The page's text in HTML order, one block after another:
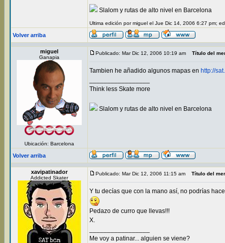
Slalom y rutas de alto nivel en Barcelona
Ultima edición por miguel el Jue Dic 14, 2006 6:27 pm;
Volver arriba
miguel
Ganapia
Ubicación: Barcelona
Publicado: Mar Dic 12, 2006 10:19 am Título del
Tambien he añadido algunos mapas en http://
Think less Skate more
Slalom y rutas de alto nivel en Barcelona
Volver arriba
xavipatinador
Addicted Skater
Publicado: Mar Dic 12, 2006 11:15 am Título del
Y tu decías que con la mano así, no podrías
Pedazo de curro que llevas!!!
X.
Me voy a patinar... alguien se viene?